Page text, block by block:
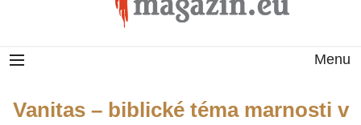
Menu
Vanitas – biblické téma marnosti v